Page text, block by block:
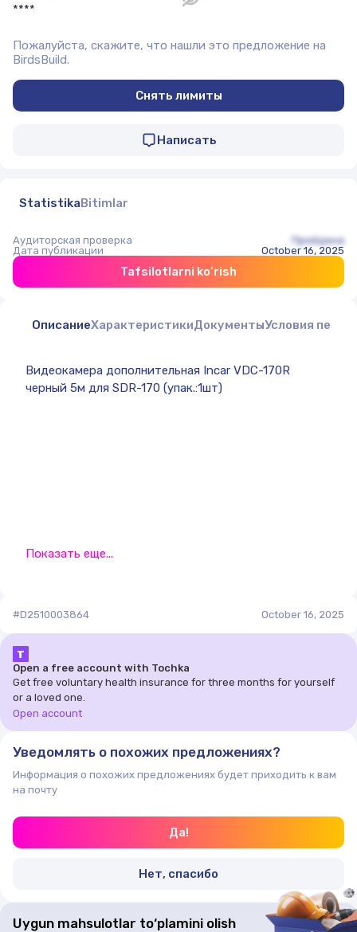
****
Пожалуйста, скажите, что нашли это предложение на
BirdsBuild.
Снять лимиты
Написать
StatistikaBitimlar
Аудиторская проверка
Пройдена
Дата публикации
October 16, 2025
Tafsilotlarni ko‘rish
ОписаниеХарактеристикиДокументыУсловия
Видеокамера дополнительная Incar VDC-170R
черный 5м для SDR-170 (упак.:1шт)
Показать еще...
#D2510003864 October 16, 2025
Т
Open a free account with Tochka
Get free voluntary health insurance for three months for yourself
or a loved one.
Open account
Уведомлять о похожих предложениях?
Информация о похожих предложениях будет приходить к вам
на почту
Да!
Нет, спасибо
Uygun mahsulotlar to‘plamini olish